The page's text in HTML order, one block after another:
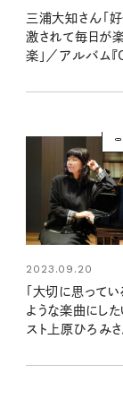
三浦大知さん「
激されて毎日が
楽」／アルバム『
2023.09.20
「大切に思って
ような楽曲にした
スト上原ひろみ